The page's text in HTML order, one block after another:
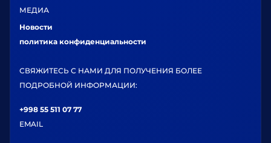
МЕДИА
Новости
политика конфиденциальности
СВЯЖИТЕСЬ С НАМИ ДЛЯ ПОЛУЧЕНИЯ БОЛЕЕ
ПОДРОБНОЙ ИНФОРМАЦИИ:
+998 55 511 07 77
EMAIL